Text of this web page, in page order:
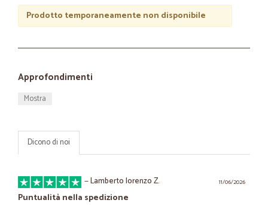
Prodotto temporaneamente non disponibile
Approfondimenti
Mostra
Dicono di noi
11/06/2026
—Lamberto lorenzo Z.
Puntualità nella spedizione